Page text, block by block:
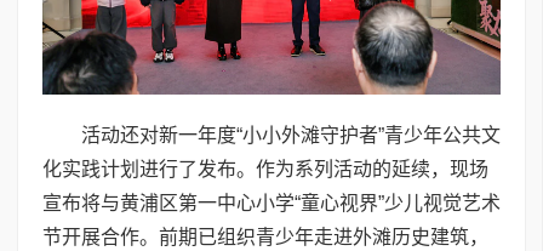
活动还对新一年度“小小外滩守护者”青少年公共文
化实践计划进行了发布。作为系列活动的延续，现场
宣布将与黄浦区第一中心小学“童心视界”少儿视觉艺术
节开展合作。前期已组织青少年走进外滩历史建筑，